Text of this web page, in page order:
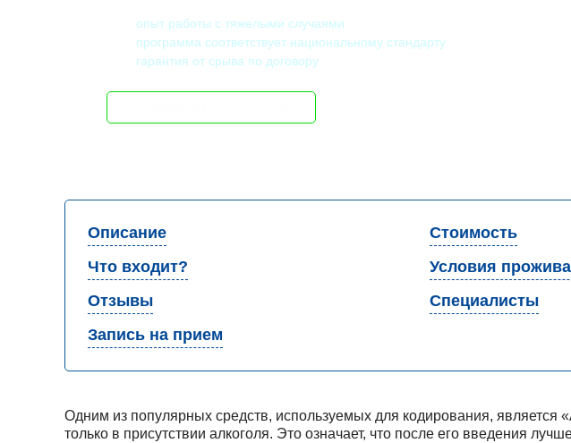
опыт работы с тяжелыми случаями
программа соответствует национальному стандарту
гарантия от срыва по договору
Описание Стоимость
Что входит?
Условия
Отзывы
Специалисты
Запись на прием
Одним из популярных средств, используемых для кодирования,
только в присутствии алкоголя. Это означает, что после его введения